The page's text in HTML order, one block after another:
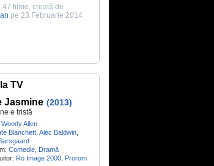
47 filme, creată de
pe 23 Februarie 2014
TV
Jasmine (2013)
e tristă
Woody Allen
Blanchett Alec Baldwin
Comedie Dramă
Ro Image 2000 Prorom